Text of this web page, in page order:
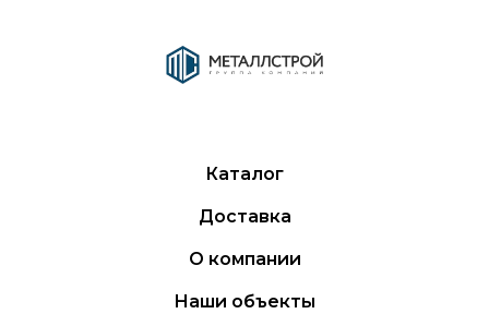
Каталог
Доставка
О компании
Наши объекты